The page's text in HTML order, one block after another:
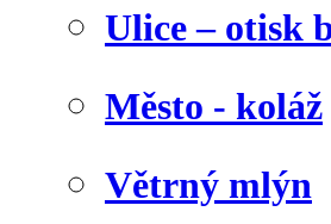
Ulice – otisk
Město - koláž
Větrný mlýn